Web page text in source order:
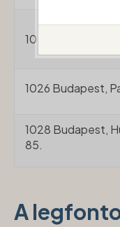
1025 Budapest,
1026 Budapest,
1028 Budapest,
85.
A